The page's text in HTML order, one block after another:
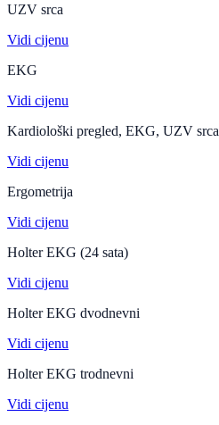
UZV srca
Vidi cijenu
EKG
Vidi cijenu
Kardiološki pregled, EKG, UZV srca
Vidi cijenu
Ergometrija
Vidi cijenu
Holter EKG (24 sata)
Vidi cijenu
Holter EKG dvodnevni
Vidi cijenu
Holter EKG trodnevni
Vidi cijenu